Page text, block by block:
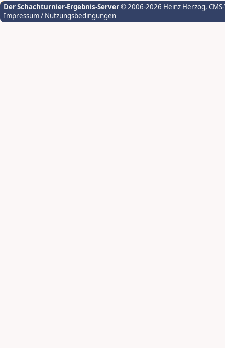
Der Schachturnier-Ergebnis-Server© 2006-2026 Heinz Herzog,
Impressum / Nutzungsbedingungen